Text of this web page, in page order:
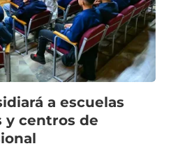
a escuelas
y centros de